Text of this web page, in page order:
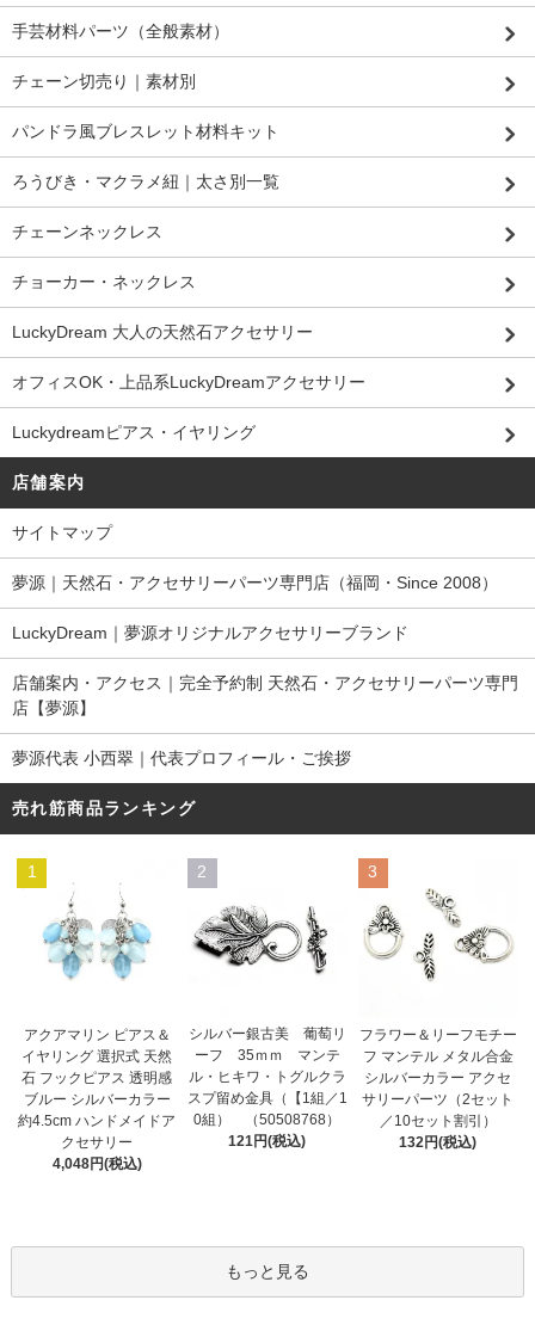
手芸材料パーツ（全般素材）
チェーン切売り｜素材別
パンドラ風ブレスレット材料キット
ろうびき・マクラメ紐｜太さ別一覧
チェーンネックレス
チョーカー・ネックレス
LuckyDream 大人の天然石アクセサリー
オフィスOK・上品系LuckyDreamアクセサリー
Luckydreamピアス・イヤリング
店舗案内
サイトマップ
夢源｜天然石・アクセサリーパーツ専門店（福岡・Since 2008）
LuckyDream｜夢源オリジナルアクセサリーブランド
店舗案内・アクセス｜完全予約制 天然石・アクセサリーパーツ専門
店【夢源】
夢源代表 小西翠｜代表プロフィール・ご挨拶
売れ筋商品ランキング
1
アクアマリン ピアス＆
イヤリング 選択式 天然
石 フックピアス 透明感
ブルー シルバーカラー
約4.5cm ハンドメイドア
クセサリー
4,048円(税込)
2
シルバー銀古美 葡萄リ
ーフ 35ｍｍ マンテ
ル・ヒキワ・トグルクラ
スプ留め金具（【1組／1
0組） （50508768）
121円(税込)
3
フラワー＆リーフモチー
フ マンテル メタル合金
シルバーカラー アクセ
サリーパーツ（2セット
／10セット割引）
132円(税込)
もっと見る